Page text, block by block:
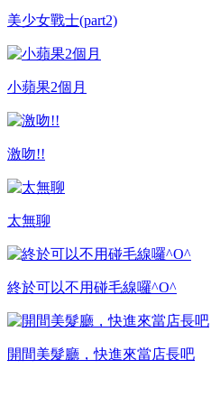
美少女戰士(part2)
小蘋果2個月
激吻!!
太無聊
終於可以不用碰毛線囉^O^
開間美髮廳，快進來當店長吧